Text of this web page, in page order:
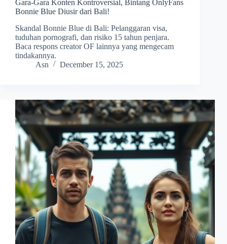
Gara-Gara Konten Kontroversial, Bintang OnlyFans
Bonnie Blue Diusir dari Bali!
Skandal Bonnie Blue di Bali: Pelanggaran visa,
tuduhan pornografi, dan risiko 15 tahun penjara.
Baca respons creator OF lainnya yang mengecam
tindakannya.
Asn
December 15, 2025